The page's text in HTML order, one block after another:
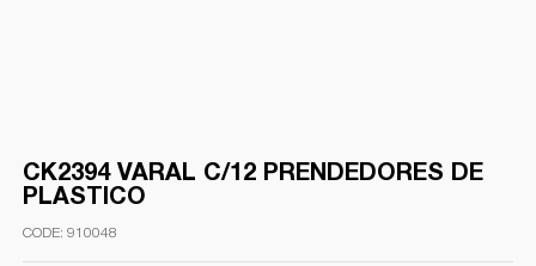
CK2394 VARAL C/12 PRENDEDORES DE
PLASTICO
910048